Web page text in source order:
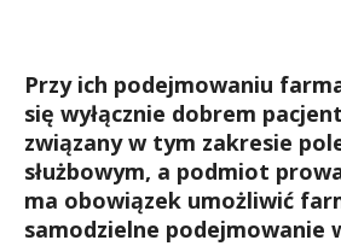
Przy ich podejmowaniu
się wyłącznie dobrem
związany w tym zakresie
służbowym, a podmiot
ma obowiązek umożliwić
samodzielne podejmowanie